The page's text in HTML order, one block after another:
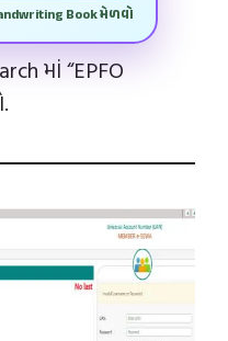
Book મેળવો
માં “EPFO